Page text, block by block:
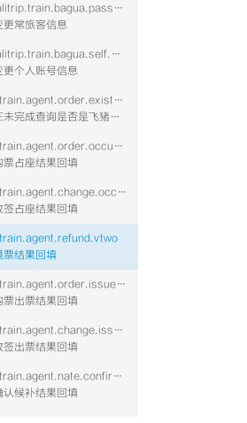
qimen.alitrip.train.bagua.passenger.modify
更常旅客信息
qimen.alitrip.train.bagua.self.modify
更个人账号信息
taobao.train.agent.order.existnotcomplete
抢票存在未完成查询是否是飞猪占座
taobao.train.agent.order.occupy.vtwo
票占座结果回填
taobao.train.agent.change.occupy.vtwo
签占座结果回填
票结果回填
taobao.train.agent.order.issue.vtwo
票出票结果回填
taobao.train.agent.change.issue.vtwo
签出票结果回填
taobao.train.agent.nate.confirm.vtwo
认候补结果回填